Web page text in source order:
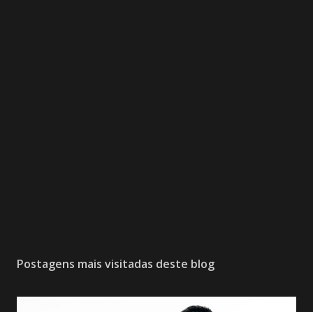
Postagens mais visitadas deste blog